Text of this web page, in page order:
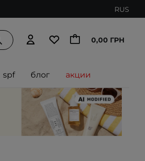
RUS
0,00 ГРН
spf блог акции